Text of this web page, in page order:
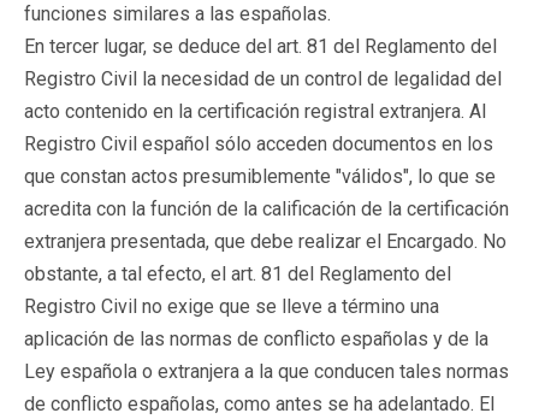
funciones similares a las españolas.
En tercer lugar, se deduce del art. 81 del Reglamento del
Registro Civil la necesidad de un control de legalidad del
acto contenido en la certificación registral extranjera. Al
Registro Civil español sólo acceden documentos en los
que constan actos presumiblemente "válidos", lo que se
acredita con la función de la calificación de la certificación
extranjera presentada, que debe realizar el Encargado. No
obstante, a tal efecto, el art. 81 del Reglamento del
Registro Civil no exige que se lleve a término una
aplicación de las normas de conflicto españolas y de la
Ley española o extranjera a la que conducen tales normas
de conflicto españolas, como antes se ha adelantado. El